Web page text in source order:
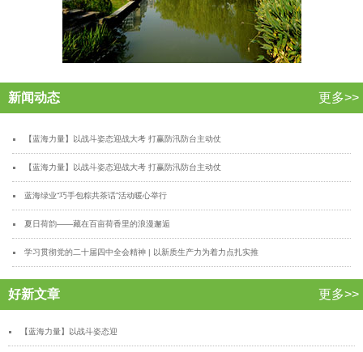
新闻动态 更多>>
【蓝海力量】以战斗姿态迎战大考 打赢防汛防台主动仗
【蓝海力量】以战斗姿态迎战大考 打赢防汛防台主动仗
蓝海绿业“巧手包粽共茶话”活动暖心举行
夏日荷韵——藏在百亩荷香里的浪漫邂逅
学习贯彻党的二十届四中全会精神 | 以新质生产力为着力点扎实推
好新文章 更多>>
【蓝海力量】以战斗姿态迎